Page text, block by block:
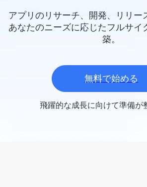
アプリのリサーチ、開発、リリー
あなたのニーズに応じたフルサイ
築。
無料で始める
飛躍的な成長に向けて準備が